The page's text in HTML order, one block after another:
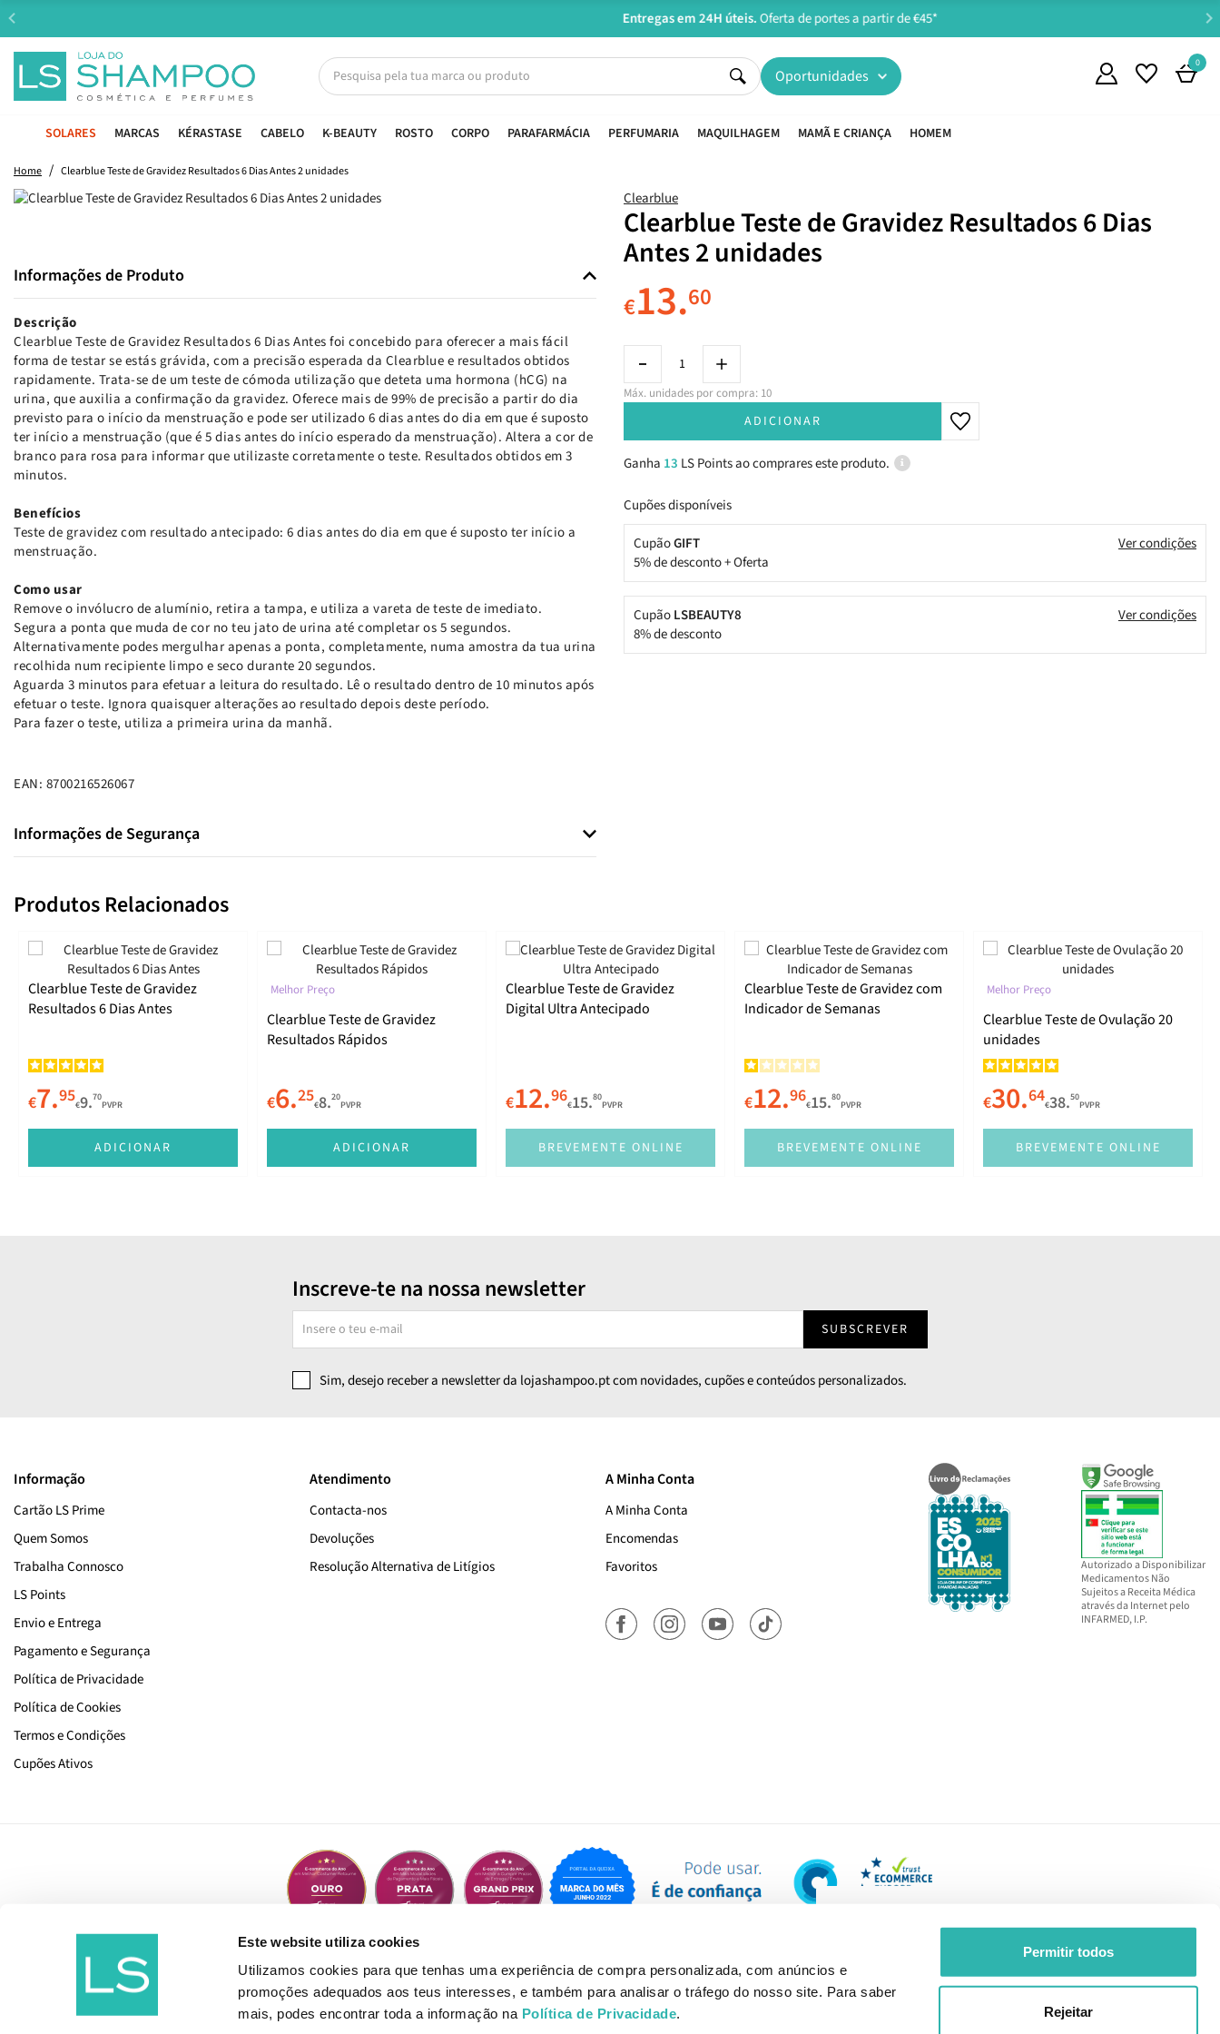
Este website utiliza cookies
Utilizamos cookies para que tenhas uma experiência de compra personalizada, com anúncios e
promoções adequados aos teus interesses, e também para analisar o tráfego do nosso site. Para saber
mais, podes encontrar toda a informação na Política de Privacidade.
Permitir todos
Rejeitar
Oferta de portes a partir de €45*
Oportunidades
0
SOLARES MARCAS KÉRASTASE CABELO K-BEAUTY ROSTO CORPO PARAFARMÁCIA PERFUMARIA MAQUILHAGEM MAMÃ E CRIANÇA HOMEM
Home Clearblue Teste de Gravidez Resultados 6 Dias Antes 2 unidades
Informações de Produto
Descrição
Clearblue Teste de Gravidez Resultados 6 Dias Antes foi concebido para oferecer a mais fácil
forma de testar se estás grávida, com a precisão esperada da Clearblue e resultados obtidos
rapidamente. Trata-se de um teste de cómoda utilização que deteta uma hormona (hCG) na
urina, que auxilia a confirmação da gravidez. Oferece mais de 99% de precisão a partir do dia
previsto para o início da menstruação e pode ser utilizado 6 dias antes do dia em que é suposto
ter início a menstruação (que é 5 dias antes do início esperado da menstruação). Altera a cor de
branco para rosa para informar que utilizaste corretamente o teste. Resultados obtidos em 3
minutos.
Benefícios
Teste de gravidez com resultado antecipado: 6 dias antes do dia em que é suposto ter início a
menstruação.
Como usar
Remove o invólucro de alumínio, retira a tampa, e utiliza a vareta de teste de imediato.
Segura a ponta que muda de cor no teu jato de urina até completar os 5 segundos.
Alternativamente podes mergulhar apenas a ponta, completamente, numa amostra da tua urina
recolhida num recipiente limpo e seco durante 20 segundos.
Aguarda 3 minutos para efetuar a leitura do resultado. Lê o resultado dentro de 10 minutos após
efetuar o teste. Ignora quaisquer alterações ao resultado depois deste período.
Para fazer o teste, utiliza a primeira urina da manhã.
EAN: 8700216526067
Informações de Segurança
Clearblue
Clearblue Teste de Gravidez Resultados 6 Dias
Antes 2 unidades
€13.60
Máx. unidades por compra: 10
ADICIONAR
Ganha 13 LS Points ao comprares este produto.
Cupões disponíveis
CupãoGIFT
5% de desconto + Oferta
Ver condições
CupãoLSBEAUTY8
8% de desconto
Ver condições
Produtos Relacionados
Clearblue Teste de Gravidez
Resultados 6 Dias Antes
€7.95€9.70
PVPR
ADICIONAR
Melhor Preço
Clearblue Teste de Gravidez
Resultados Rápidos
€6.25€8.20
PVPR
ADICIONAR
Clearblue Teste de Gravidez
Digital Ultra Antecipado
€12.96€15.80
PVPR
BREVEMENTE ONLINE
Clearblue Teste de Gravidez com
Indicador de Semanas
€12.96€15.80
PVPR
BREVEMENTE ONLINE
Melhor Preço
Clearblue Teste de Ovulação 20
unidades
€30.64€38.50
PVPR
BREVEMENTE ONLINE
Inscreve-te na nossa newsletter
SUBSCREVER
Sim, desejo receber a newsletter da lojashampoo.pt com novidades, cupões e conteúdos personalizados.
Informação
Cartão LS Prime
Quem Somos
Trabalha Connosco
LS Points
Envio e Entrega
Pagamento e Segurança
Política de Privacidade
Política de Cookies
Termos e Condições
Cupões Ativos
Atendimento
Contacta-nos
Devoluções
Resolução Alternativa de Litígios
A Minha Conta
A Minha Conta
Encomendas
Favoritos
Autorizado a Disponibilizar
Medicamentos Não
Sujeitos a Receita Médica
através da Internet pelo
INFARMED, I.P.